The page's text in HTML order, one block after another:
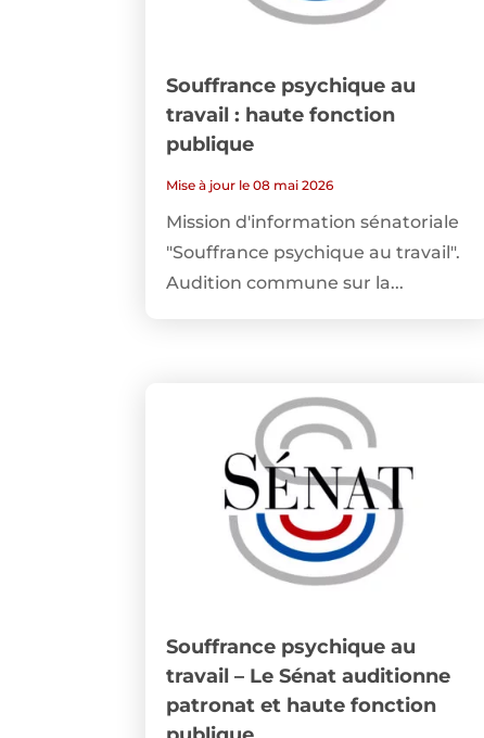
Souffrance psychique au
travail : haute fonction
publique
Mise à jour le 08 mai 2026
Mission d'information sénatoriale
"Souffrance psychique au travail".
Audition commune sur la...
Souffrance psychique au
travail – Le Sénat auditionne
patronat et haute fonction